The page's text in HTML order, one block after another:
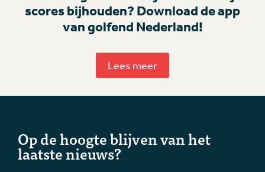
scores bijhouden? Download de app
van golfend Nederland!
Lees meer
Op de hoogte blijven van het
laatste nieuws?